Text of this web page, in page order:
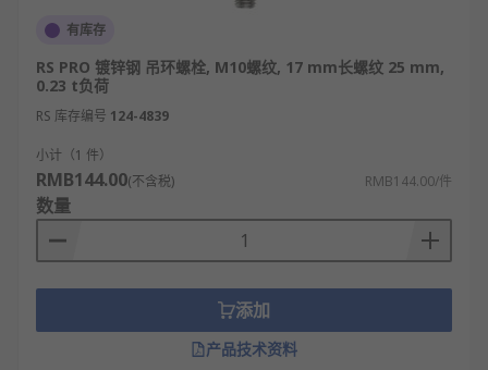
有库存
RS PRO 镀锌钢 吊环螺栓, M10螺纹, 17 mm长螺纹 25 mm,
0.23 t负荷
RS 库存编号 124-4839
小计（1 件）
RMB144.00(不含税) RMB144.00/件
数量
添加
产品技术资料